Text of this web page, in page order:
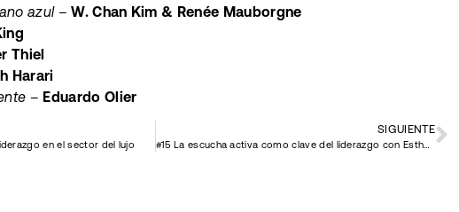
azul–W. Chan Kim & Renée Mauborgne
Thiel
Harari
– Eduardo Olier
en el sector del lujo
SIGUIENTE
#15 La escucha activa como clave del liderazgo con Esther Ruiz Moya